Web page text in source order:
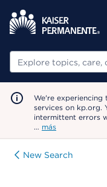
Buscar
We're experiencing
services on kp.org.
intermittent errors
… más
New Search